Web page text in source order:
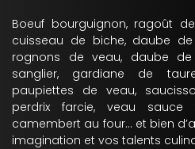
Boeuf bourguignon, ragoût
cuisseau de biche, daube
rognons de veau, daube
sanglier, gardiane de
paupiettes de veau,
perdrix farcie, veau sauce
camembert au four... et bien
imagination et vos talents